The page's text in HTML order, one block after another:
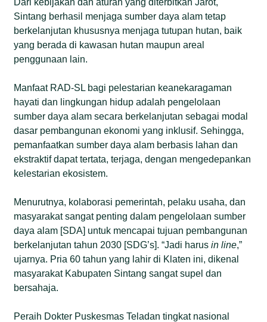
Sintang berhasil menjaga sumber daya alam tetap
berkelanjutan khususnya menjaga tutupan hutan, baik
yang berada di kawasan hutan maupun areal
penggunaan lain.
Manfaat RAD-SL bagi pelestarian keanekaragaman
hayati dan lingkungan hidup adalah pengelolaan
sumber daya alam secara berkelanjutan sebagai modal
dasar pembangunan ekonomi yang inklusif. Sehingga,
pemanfaatkan sumber daya alam berbasis lahan dan
ekstraktif dapat tertata, terjaga, dengan mengedepankan
kelestarian ekosistem.
Menurutnya, kolaborasi pemerintah, pelaku usaha, dan
masyarakat sangat penting dalam pengelolaan sumber
daya alam [SDA] untuk mencapai tujuan pembangunan
berkelanjutan tahun 2030 [SDG’s]. “Jadi harusin line,”
ujarnya. Pria 60 tahun yang lahir di Klaten ini, dikenal
masyarakat Kabupaten Sintang sangat supel dan
bersahaja.
Peraih Dokter Puskesmas Teladan tingkat nasional